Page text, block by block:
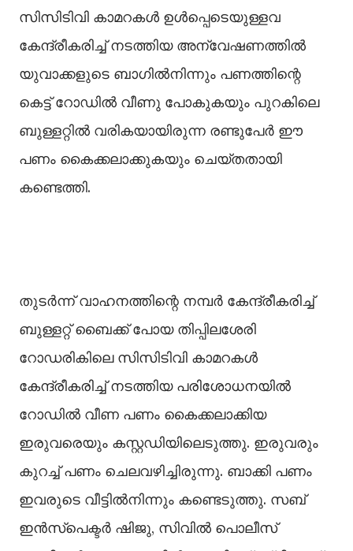
സിസിടിവി കാമറകള്‍ ഉള്‍പ്പെടെയുള്ളവ
കേന്ദ്രീകരിച്ച് നടത്തിയ അന്വേഷണത്തില്‍
യുവാക്കളുടെ ബാഗില്‍നിന്നും പണത്തിന്റെ
കെട്ട് റോഡില്‍ വീണു പോകുകയും പുറകിലെ
ബുള്ളറ്റില്‍ വരികയായിരുന്ന രണ്ടുപേര്‍ ഈ
പണം കൈക്കലാക്കുകയും ചെയ്തതായി
കണ്ടെത്തി.
തുടര്‍ന്ന് വാഹനത്തിന്റെ നമ്പര്‍ കേന്ദ്രീകരിച്ച്
ബുള്ളറ്റ് ബൈക്ക് പോയ തിപ്പിലശേരി
റോഡരികിലെ സിസിടിവി കാമറകള്‍
കേന്ദ്രീകരിച്ച് നടത്തിയ പരിശോധനയില്‍
റോഡില്‍ വീണ പണം കൈക്കലാക്കിയ
ഇരുവരെയും കസ്റ്റഡിയിലെടുത്തു. ഇരുവരും
കുറച്ച് പണം ചെലവഴിച്ചിരുന്നു. ബാക്കി പണം
ഇവരുടെ വീട്ടില്‍നിന്നും കണ്ടെടുത്തു. സബ്
ഇന്‍സ്‌പെക്ടര്‍ ഷിജു, സിവില്‍ പൊലീസ്